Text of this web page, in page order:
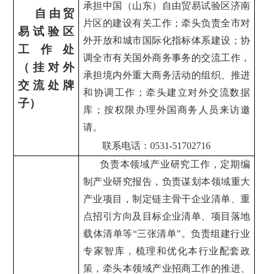
自由贸
易试验区
工作处
（挂对外
交流处牌
子）
承担中国（山东）自由贸易试验区济南
片区的建设有关工作；牵头负责全市对
外开放和城市国际化指标体系建设；协
调全市有关国外商务事务的交流工作，
承担境内外重大商务活动的组织、推进
和协调工作；牵头建立对外交流数据
库；按权限办理外国商务人员来访邀
请。
联系电话：0531-51702716
负责本领域产业研究工作，定期编
制产业研究报告，负责谋划本领域重大
产业项目，制定链主骨干企业清单、重
点招引方向及目标企业清单、项目落地
载体清单等“三张清单”。负责组建行业
专家智库，梳理和优化本行业配套政
策，牵头本领域产业招商工作的推进、